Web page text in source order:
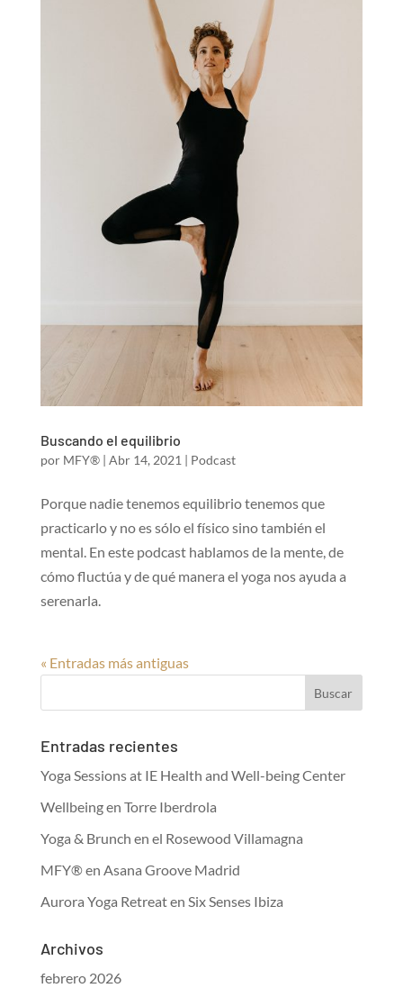
Buscando el equilibrio
por MFY®| Abr 14, 2021 | Podcast
Porque nadie tenemos equilibrio tenemos que
practicarlo y no es sólo el físico sino también el
mental. En este podcast hablamos de la mente, de
cómo fluctúa y de qué manera el yoga nos ayuda a
serenarla.
« Entradas más antiguas
Entradas recientes
Yoga Sessions at IE Health and Well-being Center
Wellbeing en Torre Iberdrola
Yoga & Brunch en el Rosewood Villamagna
MFY® en Asana Groove Madrid
Aurora Yoga Retreat en Six Senses Ibiza
Archivos
febrero 2026